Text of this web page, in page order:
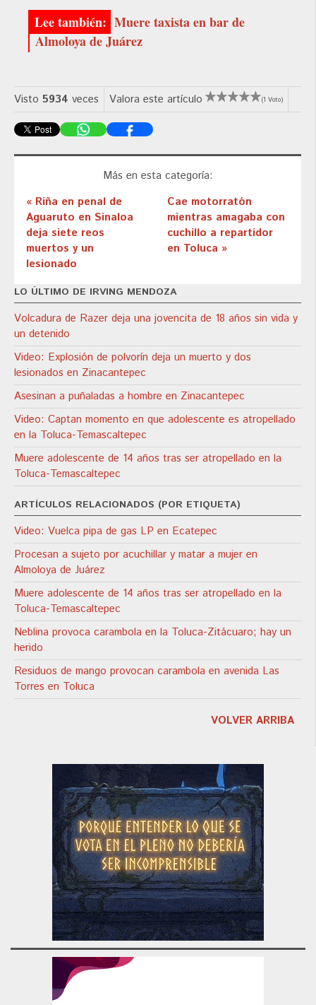
Muere taxista en bar de
Almoloya de Juárez
Visto 5934 veces Valora este artículo (1 Voto)
Más en esta categoría:
« Riña en penal de
Aguaruto en Sinaloa
deja siete reos
muertos y un
lesionado
Cae motorratón
mientras amagaba con
cuchillo a repartidor
en Toluca »
LO ÚLTIMO DE IRVING MENDOZA
Volcadura de Razer deja una jovencita de 18 años sin vida y
un detenido
Video: Explosión de polvorín deja un muerto y dos
lesionados en Zinacantepec
Asesinan a puñaladas a hombre en Zinacantepec
Video: Captan momento en que adolescente es atropellado
en la Toluca-Temascaltepec
Muere adolescente de 14 años tras ser atropellado en la
Toluca-Temascaltepec
ARTÍCULOS RELACIONADOS (POR ETIQUETA)
Video: Vuelca pipa de gas LP en Ecatepec
Procesan a sujeto por acuchillar y matar a mujer en
Almoloya de Juárez
Muere adolescente de 14 años tras ser atropellado en la
Toluca-Temascaltepec
Neblina provoca carambola en la Toluca-Zitácuaro; hay un
herido
Residuos de mango provocan carambola en avenida Las
Torres en Toluca
VOLVER ARRIBA